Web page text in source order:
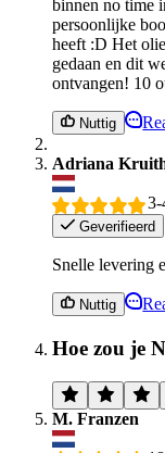
binnen no time
persoonlijke
heeft :D Het
gedaan en dit
ontvangen! 10
Nuttig
Adriana
3-
Geverifieerd
Snelle levering
Nuttig
Hoe zou je
M. Franzen